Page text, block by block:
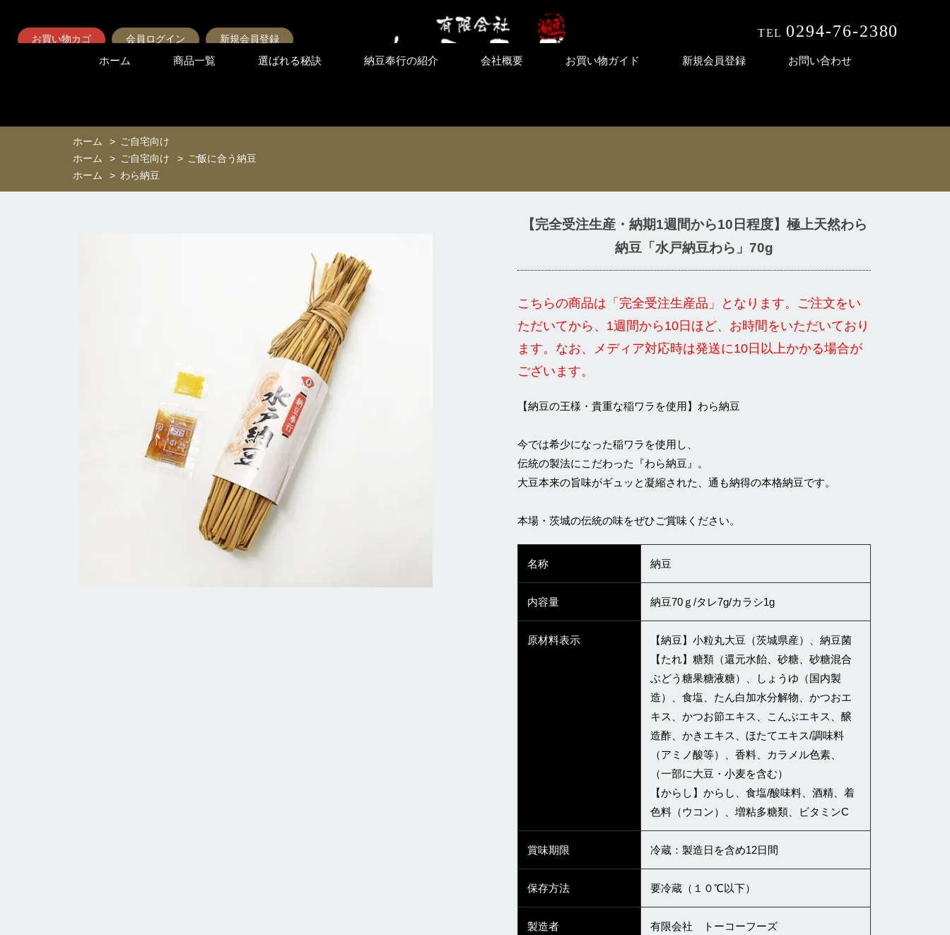
お買い物カゴ 会員ログイン 新規会員登録 TEL 0294-76-2380
ホーム 商品一覧 選ばれる秘訣 納豆奉行の紹介 会社概要 お買い物ガイド 新規会員登録 お問い合わせ
ホーム > ご自宅向け
ホーム
> ご自宅向け > ご飯に合う納豆
ホーム
> わら納豆
【完全受注生産・納期1週間から10日程度】極上天然わら
納豆「水戸納豆わら」70g
こちらの商品は「完全受注生産品」となります。ご注文をい
ただいてから、1週間から10日ほど、お時間をいただいており
ます。なお、メディア対応時は発送に10日以上かかる場合が
ございます。
【納豆の王様・貴重な稲ワラを使用】わら納豆
今では希少になった稲ワラを使用し、
伝統の製法にこだわった『わら納豆』。
大豆本来の旨味がギュッと凝縮された、通も納得の本格納豆です。
本場・茨城の伝統の味をぜひご賞味ください。
名称 納豆
内容量 納豆70ｇ/タレ7g/カラシ1g
原材料表示
【納豆】小粒丸大豆（茨城県産）、納豆菌
【たれ】糖類（還元水飴、砂糖、砂糖混合
ぶどう糖果糖液糖）、しょうゆ（国内製
造）、食塩、たん白加水分解物、かつおエ
キス、かつお節エキス、こんぶエキス、醸
造酢、かきエキス、ほたてエキス/調味料
（アミノ酸等）、香料、カラメル色素、
（一部に大豆・小麦を含む）
【からし】からし、食塩/酸味料、酒精、着
色料（ウコン）、増粘多糖類、ビタミンC
賞味期限 冷蔵：製造日を含め12日間
保存方法 要冷蔵（１０℃以下）
製造者
有限会社 トーコーフーズ